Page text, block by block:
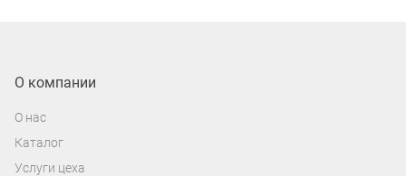
О компании
О нас
Каталог
Услуги цеха